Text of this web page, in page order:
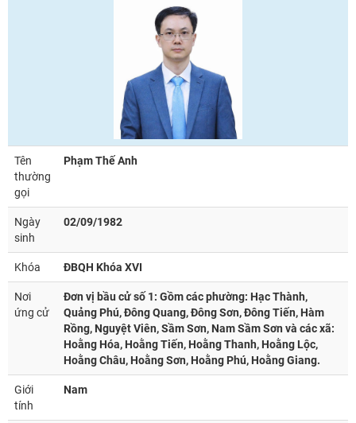
Tên
thường
gọi
Phạm Thế Anh
Ngày
sinh
02/09/1982
Khóa ĐBQH Khóa XVI
Nơi
ứng cử
Đơn vị bầu cử số 1: Gồm các phường: Hạc Thành,
Quảng Phú, Đông Quang, Đông Sơn, Đông Tiến, Hàm
Rồng, Nguyệt Viên, Sầm Sơn, Nam Sầm Sơn và các xã:
Hoằng Hóa, Hoằng Tiến, Hoằng Thanh, Hoằng Lộc,
Hoằng Châu, Hoằng Sơn, Hoằng Phú, Hoằng Giang.
Giới
tính
Nam